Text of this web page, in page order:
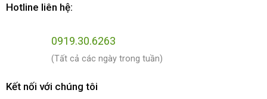
Hotline liên hệ:
0919.30.6263
(Tất cả các ngày trong tuần)
Kết nối với chúng tôi